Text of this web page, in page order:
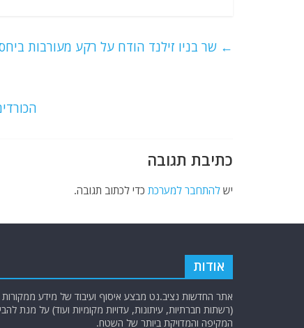
s
g
l
er
e ← שר בניו זילנד הודח על רקע מעורבות
כתיבת תגובה
יש להתחבר למערכת כדי לכתוב תגובה.
אודות
אתר החדשות נציב.נט מבצע איסוף ועיבוד של מידע ממקורות
(רשתות חברתיות, עיתונות, עדויות מקומיות ועוד) על מנת
המקיפה והמדויקת ביותר של השטח.